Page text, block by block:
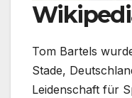
Tom Bartels
Stade,
Leidenschaft für